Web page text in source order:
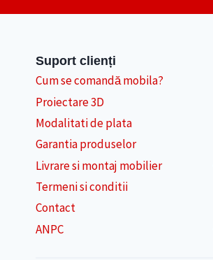
Suport clienți
Cum se comandă mobila?
Proiectare 3D
Modalitati de plata
Garantia produselor
Livrare si montaj mobilier
Termeni si conditii
Contact
ANPC